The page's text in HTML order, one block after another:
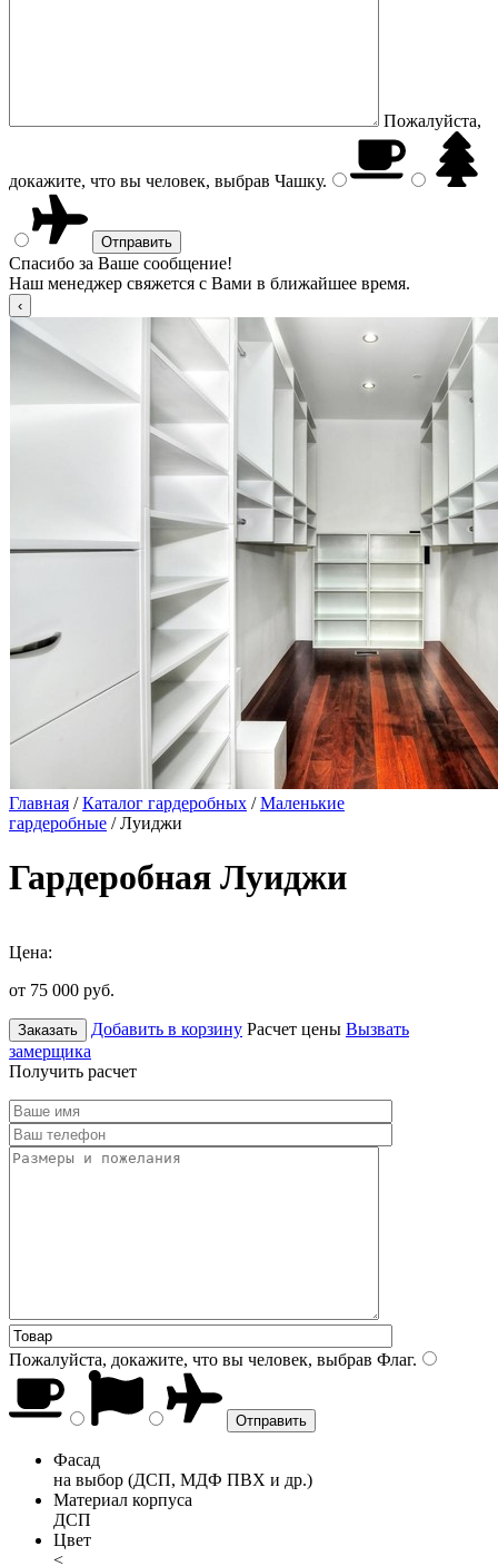
Пожалуйста,
докажите, что вы человек, выбрав Чашку.
Спасибо за Ваше сообщение!
Наш менеджер свяжется с Вами в ближайшее время.
Главная /Каталог гардеробных /Маленькие
гардеробные / Луиджи
Гардеробная Луиджи
Цена:
от 75 000 руб.
Заказать Добавить в корзину Расчет цены Вызвать
замерщика
Получить расчет
Пожалуйста, докажите, что вы человек, выбрав Флаг.
Фасад
на выбор (ДСП, МДФ ПВХ и др.)
Материал корпуса
ДСП
Цвет
<